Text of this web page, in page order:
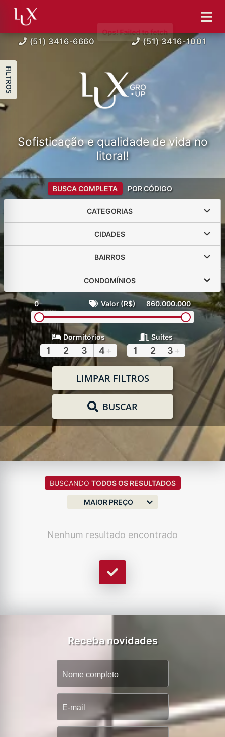
(51) 3416-6660 (51) 3416-1001
Sofisticação e qualidade de vida no
litoral!
BUSCA COMPLETA POR CÓDIGO
CATEGORIAS
CIDADES
BAIRROS
CONDOMÍNIOS
0 Valor (R$) 860.000.000
Dormitórios
1 2 3 4 +
Suítes
1 2 3 +
LIMPAR FILTROS
BUSCAR
FILTROS
BUSCANDO TODOS OS RESULTADOS
MAIOR PREÇO
Nenhum resultado encontrado
Receba novidades